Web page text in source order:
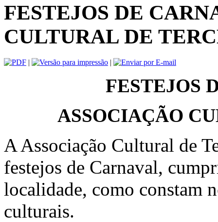
FESTEJOS DE
CULTURAL DE
| |
FESTEJOS
ASSOCIAÇÃO
A Associação Cultural de
festejos de Carnaval,
localidade, como constam
culturais.